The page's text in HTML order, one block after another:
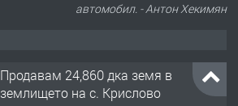
автомобил. - Антон Хекимян
Продавам 24,860 дка земя в
землището на с. Крислово